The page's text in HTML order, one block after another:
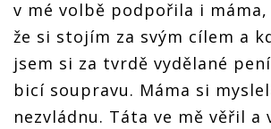
v mé volbě podpořila i máma,
že si stojím za svým cílem a
jsem si za tvrdě vydělané
bicí soupravu. Máma si
nezvládnu. Táta ve mě věřil a